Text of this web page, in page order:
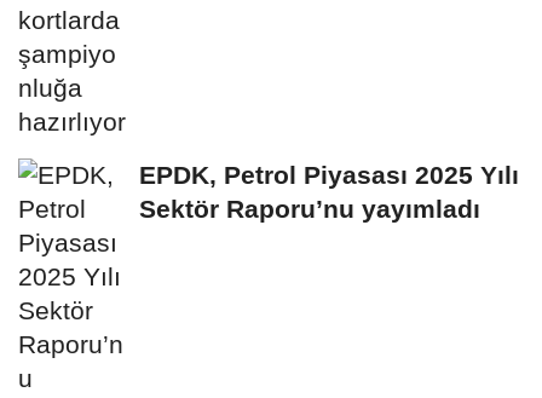
EPDK, Petrol Piyasası 2025 Yılı
Sektör Raporu’nu yayımladı